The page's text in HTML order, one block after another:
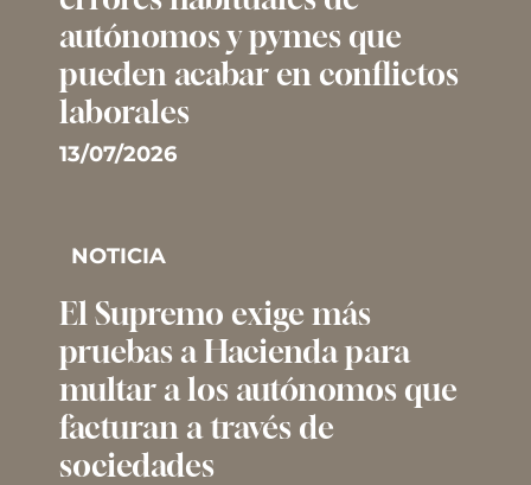
autónomos y pymes que
pueden acabar en conflictos
laborales
13/07/2026
NOTICIA
El Supremo exige más
pruebas a Hacienda para
multar a los autónomos que
facturan a través de
sociedades